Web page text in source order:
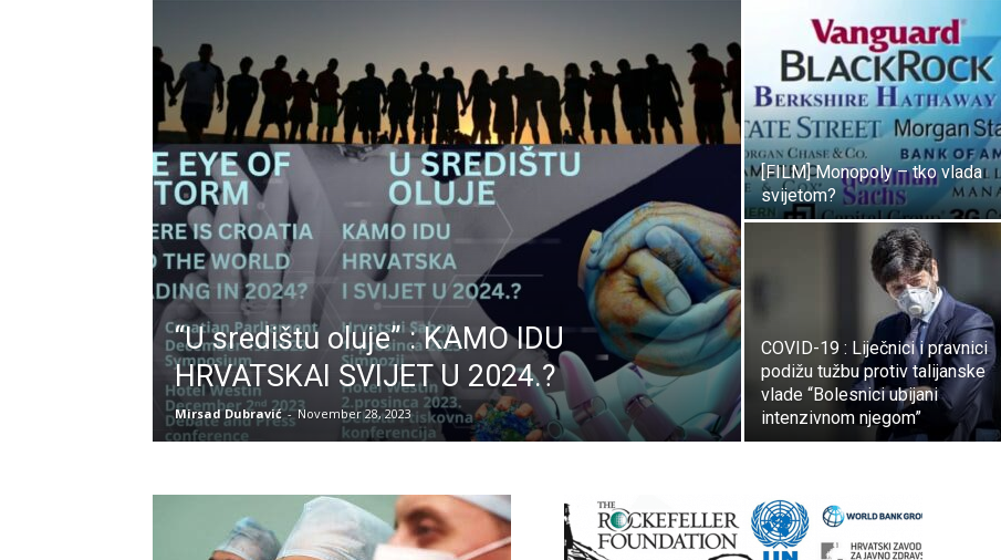
“U središtu oluje” : KAMO IDU
HRVATSKAI SVIJET U 2024.?
Mirsad Dubravić - November 28, 2023
[FILM] Monopoly – tko vlada
svijetom?
COVID-19 : Liječnici i pravnici
podižu tužbu protiv talijanske
vlade “Bolesnici ubijani
intenzivnom njegom”